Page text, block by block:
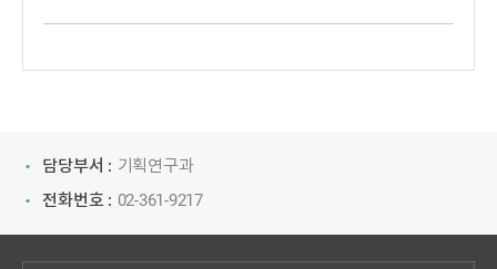
담당부서 : 기획연구과
전화번호 : 02-361-9217